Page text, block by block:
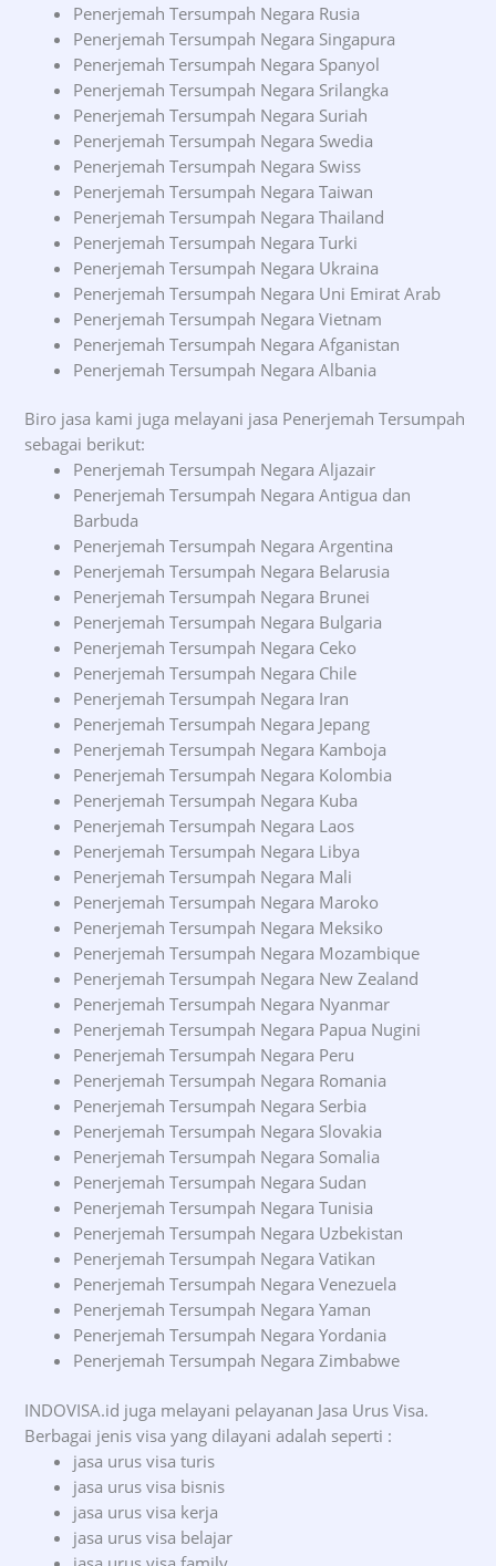
Penerjemah Tersumpah Negara Rusia
Penerjemah Tersumpah Negara Singapura
Penerjemah Tersumpah Negara Spanyol
Penerjemah Tersumpah Negara Srilangka
Penerjemah Tersumpah Negara Suriah
Penerjemah Tersumpah Negara Swedia
Penerjemah Tersumpah Negara Swiss
Penerjemah Tersumpah Negara Taiwan
Penerjemah Tersumpah Negara Thailand
Penerjemah Tersumpah Negara Turki
Penerjemah Tersumpah Negara Ukraina
Penerjemah Tersumpah Negara Uni Emirat Arab
Penerjemah Tersumpah Negara Vietnam
Penerjemah Tersumpah Negara Afganistan
Penerjemah Tersumpah Negara Albania
Biro jasa kami juga melayani jasa Penerjemah Tersumpah
sebagai berikut:
Penerjemah Tersumpah Negara Aljazair
Penerjemah Tersumpah Negara Antigua dan
Barbuda
Penerjemah Tersumpah Negara Argentina
Penerjemah Tersumpah Negara Belarusia
Penerjemah Tersumpah Negara Brunei
Penerjemah Tersumpah Negara Bulgaria
Penerjemah Tersumpah Negara Ceko
Penerjemah Tersumpah Negara Chile
Penerjemah Tersumpah Negara Iran
Penerjemah Tersumpah Negara Jepang
Penerjemah Tersumpah Negara Kamboja
Penerjemah Tersumpah Negara Kolombia
Penerjemah Tersumpah Negara Kuba
Penerjemah Tersumpah Negara Laos
Penerjemah Tersumpah Negara Libya
Penerjemah Tersumpah Negara Mali
Penerjemah Tersumpah Negara Maroko
Penerjemah Tersumpah Negara Meksiko
Penerjemah Tersumpah Negara Mozambique
Penerjemah Tersumpah Negara New Zealand
Penerjemah Tersumpah Negara Nyanmar
Penerjemah Tersumpah Negara Papua Nugini
Penerjemah Tersumpah Negara Peru
Penerjemah Tersumpah Negara Romania
Penerjemah Tersumpah Negara Serbia
Penerjemah Tersumpah Negara Slovakia
Penerjemah Tersumpah Negara Somalia
Penerjemah Tersumpah Negara Sudan
Penerjemah Tersumpah Negara Tunisia
Penerjemah Tersumpah Negara Uzbekistan
Penerjemah Tersumpah Negara Vatikan
Penerjemah Tersumpah Negara Venezuela
Penerjemah Tersumpah Negara Yaman
Penerjemah Tersumpah Negara Yordania
Penerjemah Tersumpah Negara Zimbabwe
INDOVISA.id juga melayani pelayanan Jasa Urus Visa.
Berbagai jenis visa yang dilayani adalah seperti :
jasa urus visa turis
jasa urus visa bisnis
jasa urus visa kerja
jasa urus visa belajar